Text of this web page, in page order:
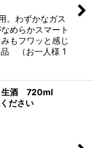
。わずかなガス
めらかスマート
もフワッと感じ
品 （お一人様 1
生酒 720ml
ださい